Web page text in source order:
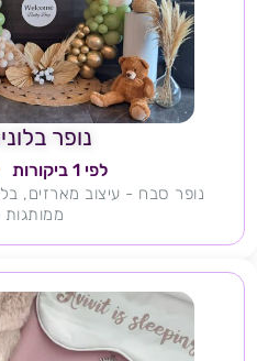
נופר
לפי 1 ביקורות
נופר סבח - עיצוב מארזים,
ממותגות